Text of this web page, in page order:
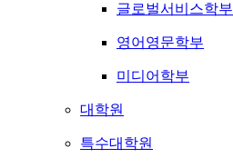
글로벌서비스학부
영어영문학부
미디어학부
대학원
특수대학원